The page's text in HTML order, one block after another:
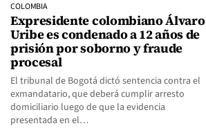
COLOMBIA
Expresidente colombiano Álvaro
Uribe es condenado a 12 años de
prisión por soborno y fraude
procesal
El tribunal de Bogotá dictó sentencia contra el
exmandatario, que deberá cumplir arresto
domiciliario luego de que la evidencia
presentada en el…